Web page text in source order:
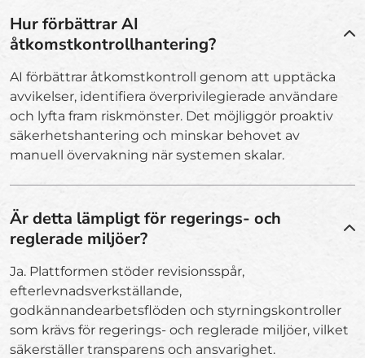
Hur förbättrar AI
åtkomstkontrollhantering?
AI förbättrar åtkomstkontroll genom att upptäcka
avvikelser, identifiera överprivilegierade användare
och lyfta fram riskmönster. Det möjliggör proaktiv
säkerhetshantering och minskar behovet av
manuell övervakning när systemen skalar.
Är detta lämpligt för regerings- och
reglerade miljöer?
Ja. Plattformen stöder revisionsspår,
efterlevnadsverkställande,
godkännandearbetsflöden och styrningskontroller
som krävs för regerings- och reglerade miljöer, vilket
säkerställer transparens och ansvarighet.